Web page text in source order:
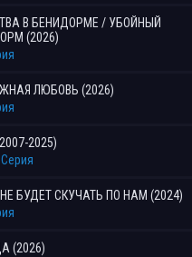
В БЕНИДОРМЕ / УБОЙНЫЙ
(2026)
ЛЮБОВЬ (2026)
2025)
БУДЕТ СКУЧАТЬ ПО НАМ (2024)
(2026)